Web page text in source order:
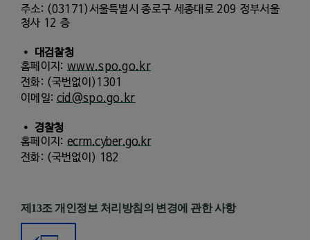
주소: (03171)서울특별시 종로구 세종대로 209 정부서울
청사 12 층
• 대검찰청
홈페이지 : www.spo.go.kr
전화: (국번없이 )1301
이메일: cid@spo.go.kr
• 경찰청
홈페이지 : ecrm.cyber.go.kr
전화: (국번없이 ) 182
제 13조 개인정보 처리방침의 변경에 관한 사항